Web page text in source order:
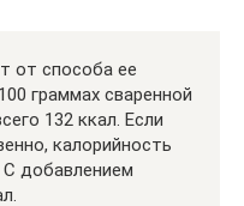
от способа ее
граммах сваренной
132 ккал. Если
калорийность
С добавлением